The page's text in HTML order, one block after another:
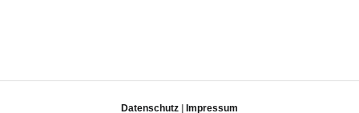
Datenschutz Impressum